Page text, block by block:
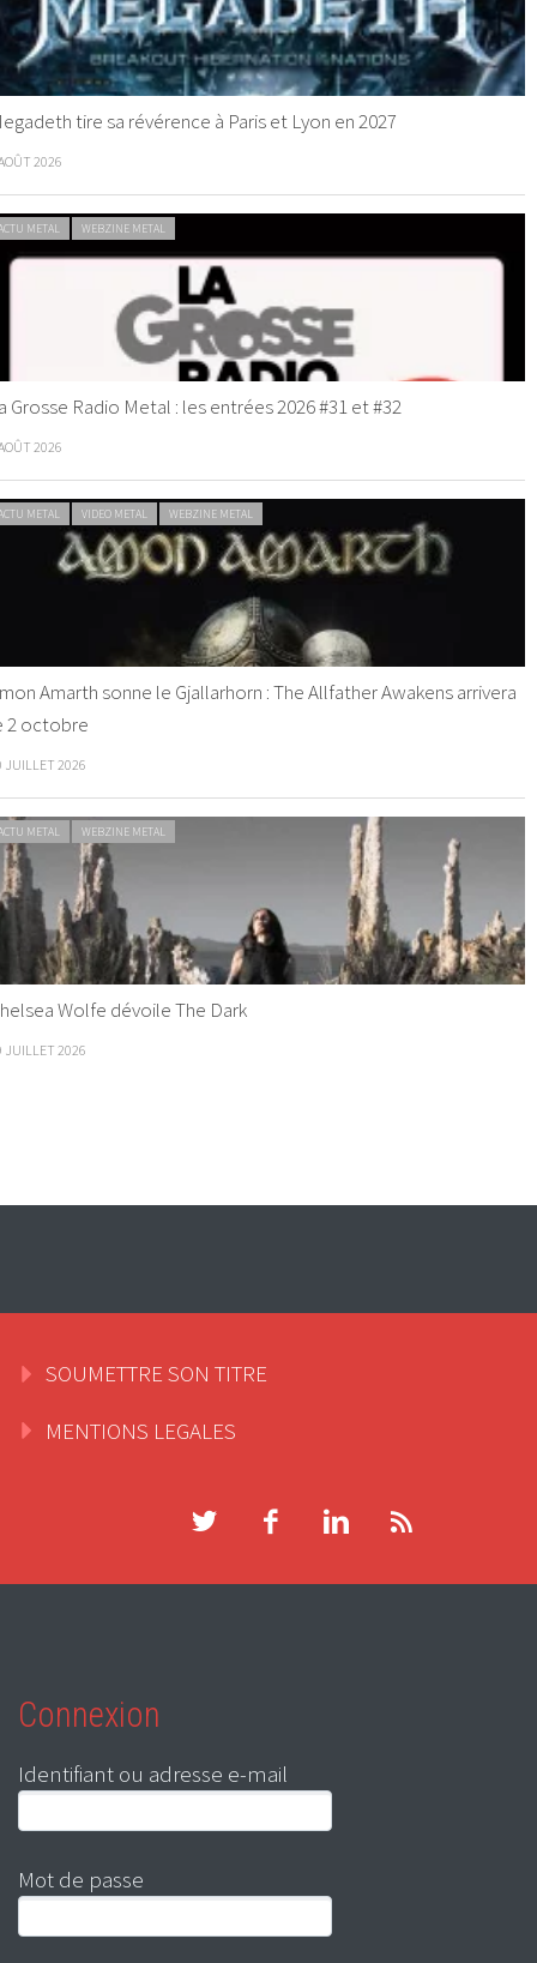
tire sa révérence à Paris et Lyon en 2027
2026
METAL WEBZINE METAL
Grosse Radio Metal : les entrées 2026 #31 et #32
2026
METAL VIDEO METAL WEBZINE METAL
Amarth sonne le Gjallarhorn : The Allfather Awakens arrivera
2 octobre
JUILLET 2026
METAL WEBZINE METAL
Wolfe dévoile The Dark
JUILLET 2026
SOUMETTRE SON TITRE
MENTIONS LEGALES
Connexion
Identifiant ou adresse e-mail
Mot de passe